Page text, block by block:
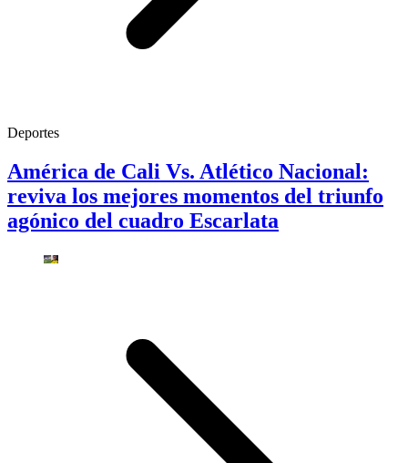
Deportes
América de Cali Vs. Atlético Nacional:
reviva los mejores momentos del triunfo
agónico del cuadro Escarlata